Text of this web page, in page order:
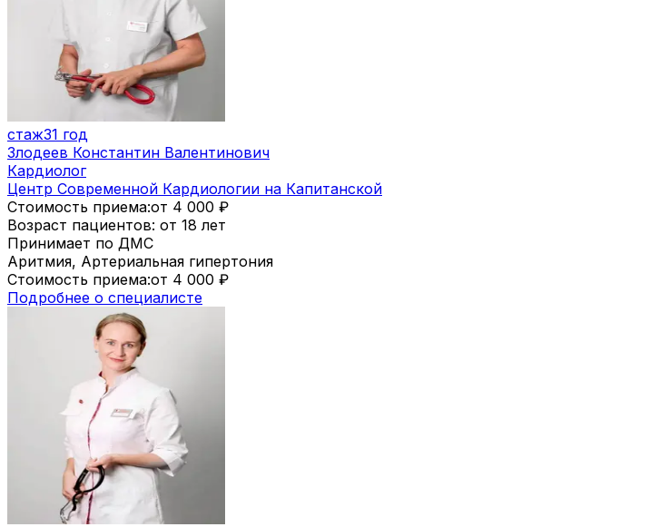
стаж31 год
Злодеев Константин Валентинович
Кардиолог
Центр Современной Кардиологии на Капитанской
Стоимость приема:от 4 000 ₽
Возраст пациентов: от 18 лет
Принимает по ДМС
Аритмия, Артериальная гипертония
Стоимость приема:от 4 000 ₽
Подробнее о специалисте